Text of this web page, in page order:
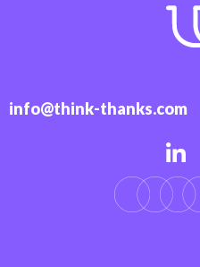
info@think-thanks.com